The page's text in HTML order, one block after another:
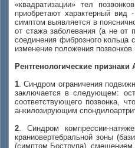
«квадратизации» тел
приобретают характерный вид
симптом выявляется в
от стажа заболевания (а не от
соединения фиброзного
изменение положения
Рентгенологические
1. Синдром ограничения
заключается в следующем:
соответствующего позвонка,
анкилозирующим
2. Синдром компрессии-
краниовертебральной зоны
(симптом Бострупа), смещением